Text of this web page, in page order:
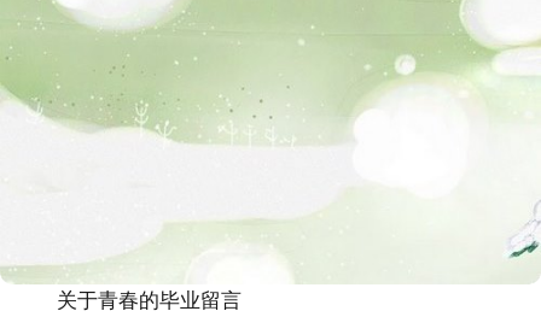
关于青春的毕业留言